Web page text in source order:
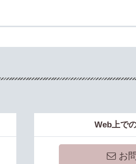
Web上で
お